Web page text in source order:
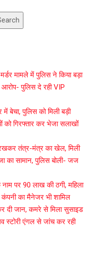
मामले में पुलिस ने किया बड़ा
आरोप- पुलिस दे रही VIP
बेचा, पुलिस को मिली बड़ी
को गिरफ्तार कर भेजा सलाखों
तंत्र-मंत्र का खेल, मिली
का सामान, पुलिस बोली- जज
पर 90 लाख की ठगी, महिला
कंपनी का मैनेजर भी शामिल
दी जान, कमरे से मिला सुसाइड
स्टोरी एंगल से जांच कर रही